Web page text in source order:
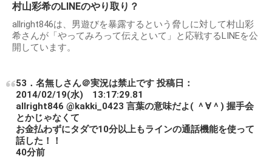
村山彩希のLINEのやり取り？
allright846は、男遊びを暴露するという脅しに対して村山彩
希さんが「やってみろって伝えといて」と応戦するLINEを公
開しています。
53．名無しさん＠実況は禁止です 投稿日：
2014/02/19(水) 13:17:29.81
allright846 @kakki_0423 言葉の意味だよ( ＾∀＾) 握手会
とかじゃなくて
お金払わずにタダで10分以上もラインの通話機能を使って
話した！！
40分前